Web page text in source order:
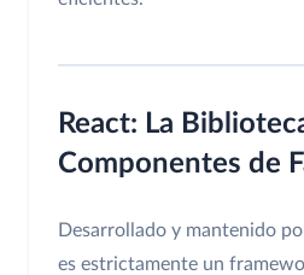
React: La
Componentes de
Desarrollado y mantenido
es estrictamente un